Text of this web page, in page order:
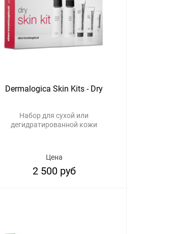
Dermalogica Skin Kits - Dry
Набор для сухой или
дегидратированной кожи
Цена
2 500 руб